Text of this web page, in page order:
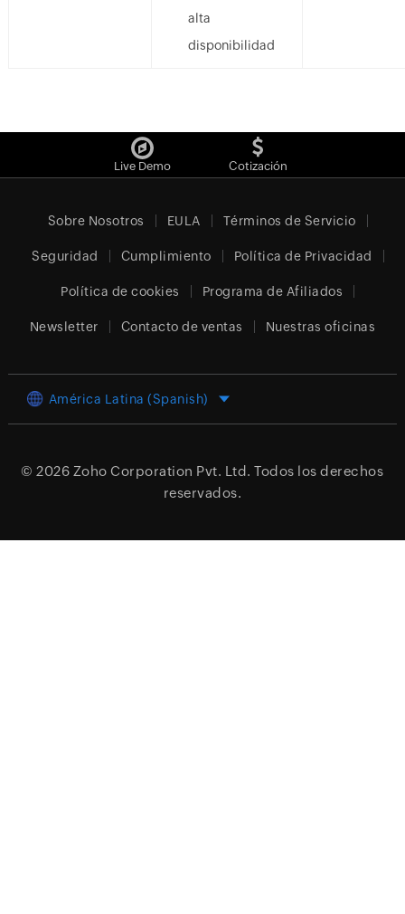
alta
disponibilidad
Live Demo Cotización
Sobre Nosotros EULA Términos de Servicio
Seguridad Cumplimiento Política de Privacidad
Política de cookies Programa de Afiliados
Newsletter Contacto de ventas Nuestras oficinas
América Latina (Spanish)
© 2026 Zoho Corporation Pvt. Ltd. Todos los derechos
reservados.